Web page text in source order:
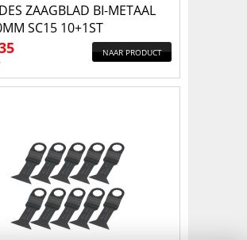
ZAAGBLAD BI-METAAL
SC15 10+1ST
NAAR PRODUCT